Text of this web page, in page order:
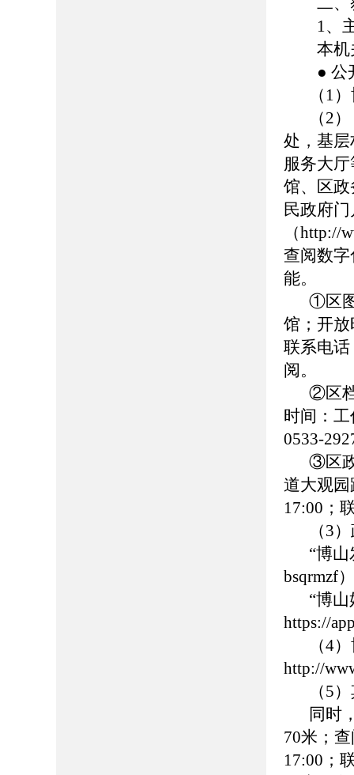
1、主
本机关
● 公
（1
（2
处，基
服务大
馆、区
民政府
（http://
查阅数
能。
①区
馆；开
联系电话
阅。
②区
时间：
0533-
③区
道大观
17:00；
（3
“博
bsqrmzf
“博
https://
（4
http://
（5
同时
70米；
17:00；